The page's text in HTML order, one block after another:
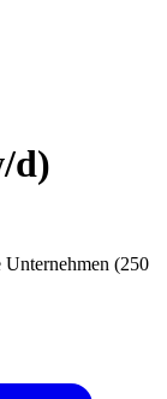
d)
Unternehmen (250